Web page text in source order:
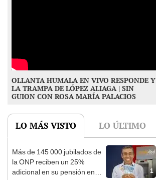
OLLANTA HUMALA EN VIVO RESPONDE Y
LA TRAMPA DE LÓPEZ ALIAGA | SIN
GUION CON ROSA MARÍA PALACIOS
LO MÁS VISTO LO ÚLTIMO
1
Más de 145 000 jubilados de
la ONP reciben un 25%
adicional en su pensión en